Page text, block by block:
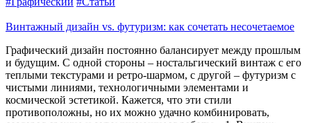
Винтажный дизайн vs. футуризм: как сочетать несочетаемое
Графический дизайн постоянно балансирует между прошлым
и будущим. С одной стороны – ностальгический винтаж с его
теплыми текстурами и ретро-шармом, с другой – футуризм с
чистыми линиями, технологичными элементами и
космической эстетикой. Кажется, что эти стили
противоположны, но их можно удачно комбинировать,